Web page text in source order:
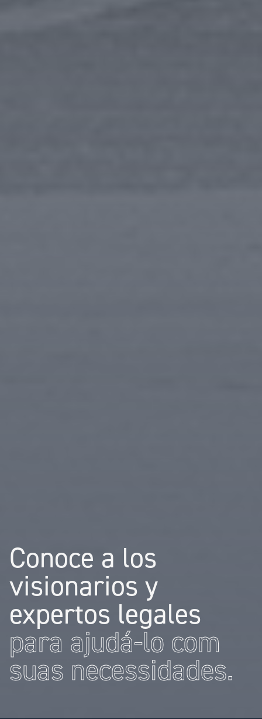
Conoce a los
visionarios y
expertos legales
para ajudá-lo com
suas necessidades.